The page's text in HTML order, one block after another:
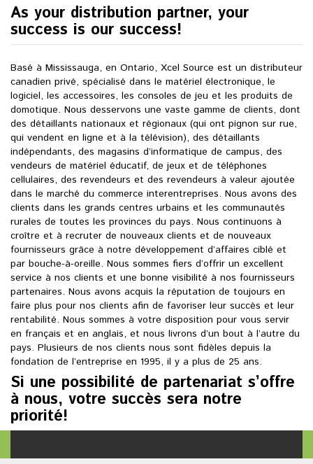
As your distribution partner, your
success is our success!
Basé à Mississauga, en Ontario, Xcel Source est un distributeur
canadien privé, spécialisé dans le matériel électronique, le
logiciel, les accessoires, les consoles de jeu et les produits de
domotique. Nous desservons une vaste gamme de clients, dont
des détaillants nationaux et régionaux (qui ont pignon sur rue,
qui vendent en ligne et à la télévision), des détaillants
indépendants, des magasins d’informatique de campus, des
vendeurs de matériel éducatif, de jeux et de téléphones
cellulaires, des revendeurs et des revendeurs à valeur ajoutée
dans le marché du commerce interentreprises. Nous avons des
clients dans les grands centres urbains et les communautés
rurales de toutes les provinces du pays. Nous continuons à
croître et à recruter de nouveaux clients et de nouveaux
fournisseurs grâce à notre développement d’affaires ciblé et
par bouche-à-oreille. Nous sommes fiers d’offrir un excellent
service à nos clients et une bonne visibilité à nos fournisseurs
partenaires. Nous avons acquis la réputation de toujours en
faire plus pour nos clients afin de favoriser leur succès et leur
rentabilité. Nous sommes à votre disposition pour vous servir
en français et en anglais, et nous livrons d’un bout à l’autre du
pays. Plusieurs de nos clients nous sont fidèles depuis la
fondation de l’entreprise en 1995, il y a plus de 25 ans.
Si une possibilité de partenariat s’offre
à nous, votre succès sera notre
priorité!